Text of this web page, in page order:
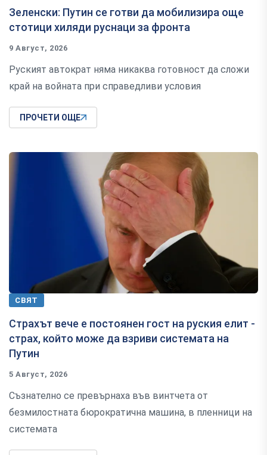
Зеленски: Путин се готви да мобилизира още
стотици хиляди руснаци за фронта
9 Август, 2026
Руският автократ няма никаква готовност да сложи
край на войната при справедливи условия
ПРОЧЕТИ ОЩЕ
СВЯТ
Страхът вече е постоянен гост на руския елит -
страх, който може да взриви системата на
Путин
5 Август, 2026
Съзнателно се превърнаха във винтчета от
безмилостната бюрократична машина, в пленници на
системата